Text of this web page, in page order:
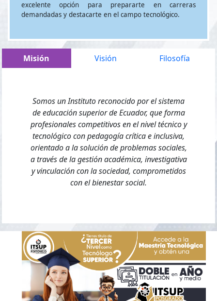
excelente opción para prepararte en carreras
demandadas y destacarte en el campo tecnológico.
Misión Visión Filosofía
Somos un Instituto reconocido por el sistema
de educación superior de Ecuador, que forma
profesionales competitivos en el nivel técnico y
tecnológico con pedagogía crítica e inclusiva,
orientado a la solución de problemas sociales,
a través de la gestión académica, investigativa
y vinculación con la sociedad, comprometidos
con el bienestar social.